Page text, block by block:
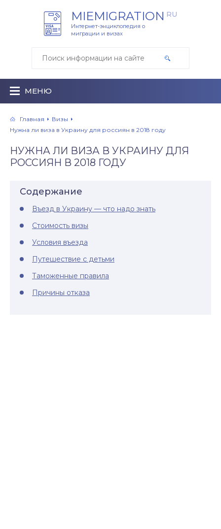
MIEMIGRATION RU
Интернет-энциклопедия о
миграции и визах
МЕНЮ
Главная
Визы
Нужна ли виза в Украину для россиян в 2018 году
НУЖНА ЛИ ВИЗА В УКРАИНУ ДЛЯ
РОССИЯН В 2018 ГОДУ
Содержание
Въезд в Украину — что надо знать
Стоимость визы
Условия въезда
Путешествие с детьми
Таможенные правила
Причины отказа